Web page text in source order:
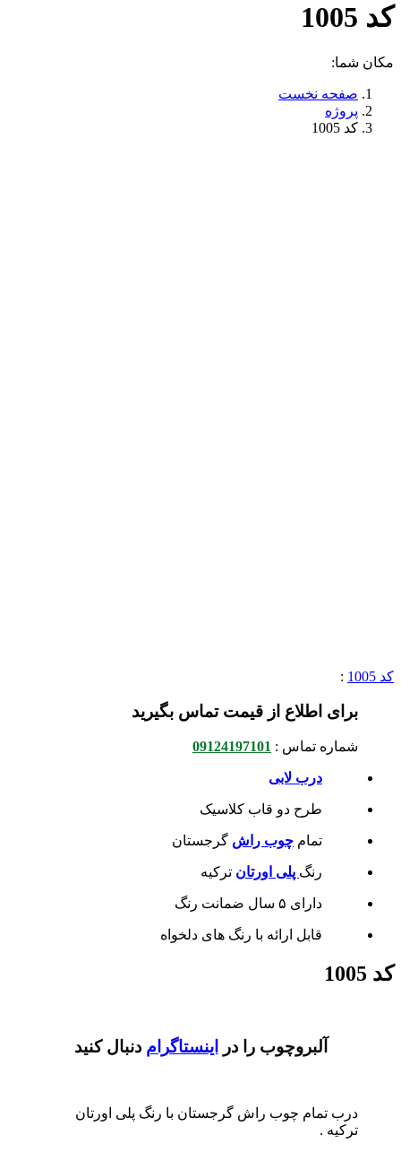
کد 1005
مکان شما:
صفحه نخست
پروژه
کد 1005
کد 1005 :
برای اطلاع از قیمت تماس بگیرید
شماره تماس : 09124197101
درب لابی
طرح دو قاب کلاسیک
تمام چوب راش گرجستان
رنگ پلی اورتان ترکیه
دارای ۵ سال ضمانت رنگ
قابل ارائه با رنگ های دلخواه
کد 1005
آلبروچوب را در اینستاگرام دنبال کنید
درب تمام چوب راش گرجستان با رنگ پلی اورتان
ترکیه .